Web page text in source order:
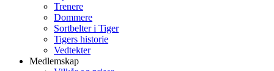
Trenere
Dommere
Sortbelter i Tiger
Tigers historie
Vedtekter
Medlemskap